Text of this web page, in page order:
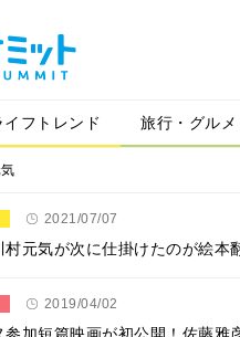
イフトレンド 旅行・グルメ
2021/07/07
村元気が次に仕掛けたのが絵
2019/04/02